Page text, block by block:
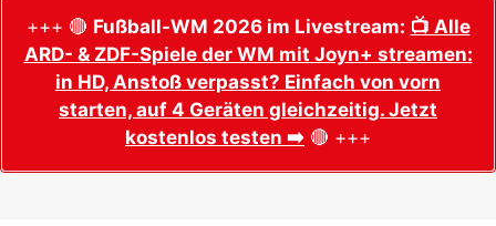
+++ 🔴 Fußball-WM 2026 im Livestream: 📺 Alle
ARD- & ZDF-Spiele der WM mit Joyn+ streamen:
in HD, Anstoß verpasst? Einfach von vorn
starten, auf 4 Geräten gleichzeitig. Jetzt
kostenlos testen ➡️ 🔴 +++